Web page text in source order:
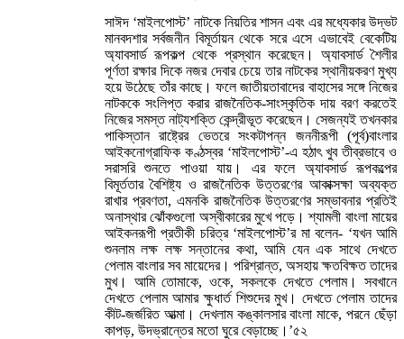
সাঈদ ‘মাইলপোস্ট’ নাটকে নিয়তির শাসন এবং এর মধ্যেকার উদ্ভট
মানবদশার সর্বজনীন বিমূর্তায়ন থেকে সরে এসে এভাবেই বেকেটিয়
অ্যাবসার্ড রূপকল্প থেকে প্রস্থান করেছেন। অ্যাবসার্ড শৈলীর
পূর্ণতা রক্ষার দিকে নজর দেবার চেয়ে তার নাটকের স্থানীয়করণ মুখ্য
হয়ে উঠেছে তাঁর কাছে। ফলে জাতীয়তাবাদের বাহাসের সঙ্গে নিজের
নাটককে সংলিপ্ত করার রাজনৈতিক-সাংস্কৃতিক দায় বরণ করতেই
নিজের সমস্ত নাট্যশক্তি কেন্দ্রীভূত করেছেন। সেজন্যই তখনকার
পাকিস্তান রাষ্ট্রের ভেতরে সংকটাপন্ন জননীরূপী (পূর্ব)বাংলার
আইকনোগ্রাফিক কণ্ঠস্বর ‘মাইলপোস্ট’-এ হঠাৎ খুব তীব্রভাবে ও
সরাসরি শুনতে পাওয়া যায়। এর ফলে অ্যাবসার্ড রূপকল্পের
বিমূর্ততার বৈশিষ্ট্য ও রাজনৈতিক উত্তরণের আকাক্সক্ষা অব্যক্ত
রাখার প্রবণতা, এমনকি রাজনৈতিক উত্তরণের সম্ভাবনার প্রতিই
অনাস্থার ঝোঁকগুলো অস্বীকারের মুখে পড়ে। শ্যামলী বাংলা মায়ের
আইকনরূপী প্রতীকী চরিত্র ‘মাইলপোস্ট’র মা বলেন- ‘যখন আমি
শুনলাম লক্ষ লক্ষ সন্তানের কথা, আমি যেন এক সাথে দেখতে
পেলাম বাংলার সব মায়েদের। পরিশ্রান্ত, অসহায় ক্ষতবিক্ষত তাদের
মুখ। আমি তোমাকে, ওকে, সকলকে দেখতে পেলাম। সবখানে
দেখতে পেলাম আমার ক্ষুধার্ত শিশুদের মুখ। দেখতে পেলাম তাদের
কীট-জর্জরিত আত্মা। দেখলাম কঙ্কালসার বাংলা মাকে, পরনে ছেঁড়া
কাপড়, উদভ্রান্তের মতো ঘুরে বেড়াচ্ছে।’৫২